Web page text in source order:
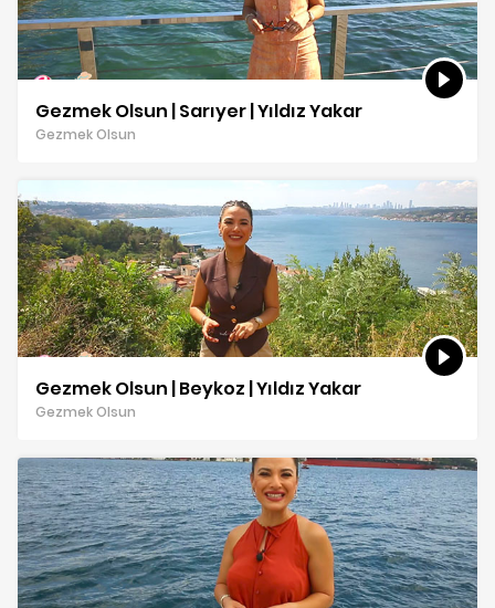
Gezmek Olsun | Sarıyer | Yıldız Yakar
Gezmek Olsun
Gezmek Olsun | Beykoz | Yıldız Yakar
Gezmek Olsun